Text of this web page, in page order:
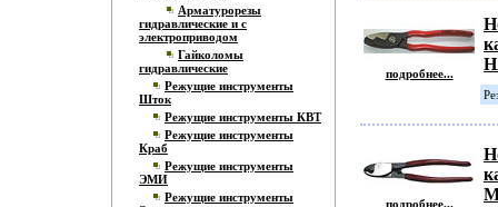
Арматурорезы
гидравлические и с
электроприводом
Гайколомы
гидравлические
Режущие инструменты
Шток
Режущие инструменты КВТ
Режущие инструменты
Краб
Режущие инструменты
ЭМИ
Режущие инструменты
подробнее...
подробнее...